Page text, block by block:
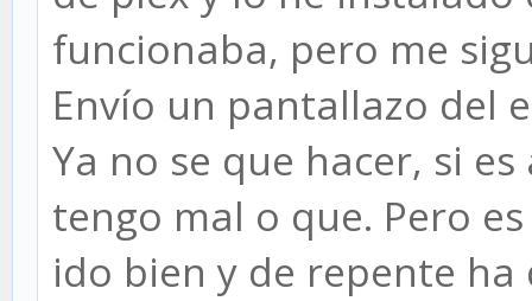
funcionaba, pero me
Envío un pantallazo del
Ya no se que hacer, si
tengo mal o que. Pero
ido bien y de repente